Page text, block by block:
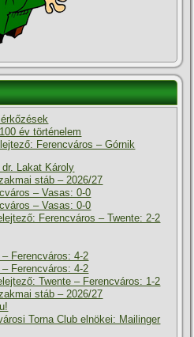
év történelem
Ferencváros – Górnik
Lakat Károly
stáb – 2026/27
– Vasas: 0-0
– Vasas: 0-0
Ferencváros – Twente: 2-2
Ferencváros: 4-2
Ferencváros: 4-2
Twente – Ferencváros: 1-2
stáb – 2026/27
Torna Club elnökei: Mailinger